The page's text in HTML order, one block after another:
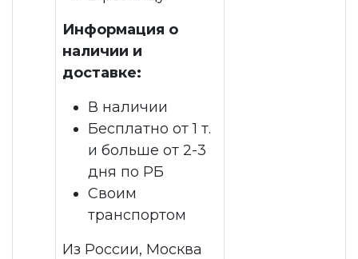
Информация о
наличии и
доставке:
В наличии
Бесплатно от 1 т.
и больше от 2-3
дня по РБ
Своим
транспортом
Из России, Москва